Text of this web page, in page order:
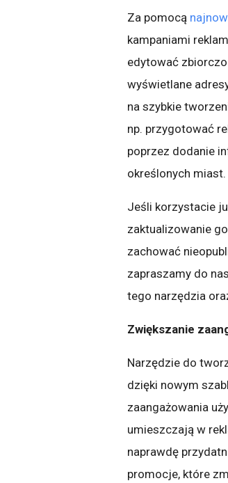
Za pomocą
kampaniami
edytować
wyświetlane
na szybkie
np. przygotować
poprzez dodanie
określonych miast.
Jeśli korzystacie
zaktualizowanie
zachować
zapraszamy do
tego narzędzia
Zwiększanie
Narzędzie do
dzięki nowym
zaangażowania
umieszczają w
naprawdę
promocje, które